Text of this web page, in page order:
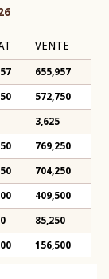
VENTE
655,957
572,750
3,625
769,250
704,250
409,500
85,250
156,500